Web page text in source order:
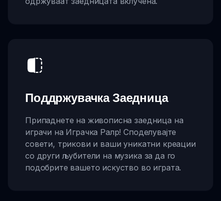
Поддржувачка Заедница
Припаднете на живописна заедница на
играчи на Играчка Ралр! Споделувајте
совети, трикови и ваши уникатни креации
со други љубители на музика за да го
подобрите вашето искуство во играта.